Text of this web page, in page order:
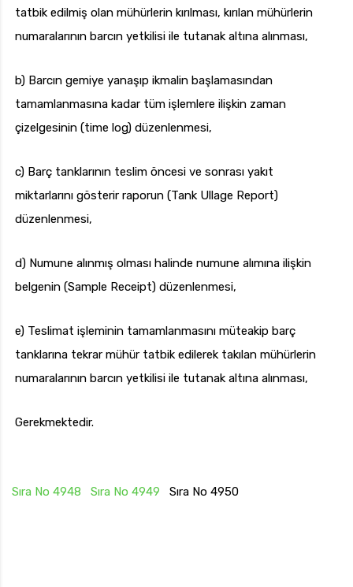
tatbik edilmiş olan mühürlerin kırılması, kırılan mühürlerin
numaralarının barcın yetkilisi ile tutanak altına alınması,
b) Barcın gemiye yanaşıp ikmalin başlamasından
tamamlanmasına kadar tüm işlemlere ilişkin zaman
çizelgesinin (time log) düzenlenmesi,
c) Barç tanklarının teslim öncesi ve sonrası yakıt
miktarlarını gösterir raporun (Tank Ullage Report)
düzenlenmesi,
d) Numune alınmış olması halinde numune alımına ilişkin
belgenin (Sample Receipt) düzenlenmesi,
e) Teslimat işleminin tamamlanmasını müteakip barç
tanklarına tekrar mühür tatbik edilerek takılan mühürlerin
numaralarının barcın yetkilisi ile tutanak altına alınması,
Gerekmektedir.
Sıra No 4948 Sıra No 4949 Sıra No 4950